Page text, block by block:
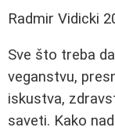
Radmir Vidicki
Sve što treba
veganstvu,
iskustva,
saveti. Kako